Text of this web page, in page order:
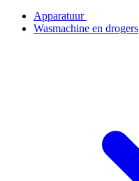
Apparatuur
Wasmachine en drogers